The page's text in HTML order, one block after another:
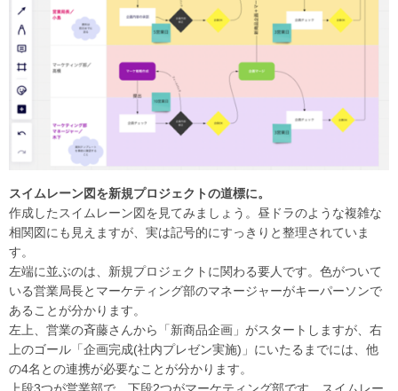
スイムレーン図を新規プロジェクトの道標に。
作成したスイムレーン図を見てみましょう。昼ドラのような複雑な
相関図にも見えますが、実は記号的にすっきりと整理されていま
す。
左端に並ぶのは、新規プロジェクトに関わる要人です。色がついて
いる営業局長とマーケティング部のマネージャーがキーパーソンで
あることが分かります。
左上、営業の斉藤さんから「新商品企画」がスタートしますが、右
上のゴール「企画完成(社内プレゼン実施)」にいたるまでには、他
の4名との連携が必要なことが分かります。
上段3つが営業部で、下段2つがマーケティング部です。スイムレー